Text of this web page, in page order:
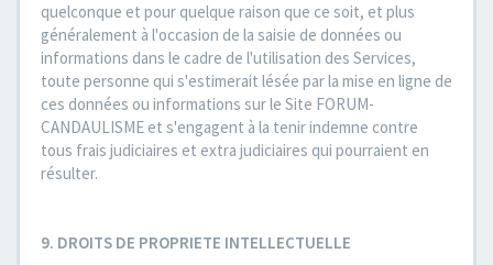
quelconque et pour quelque raison que ce soit, et plus
généralement à l'occasion de la saisie de données ou
informations dans le cadre de l'utilisation des Services,
toute personne qui s'estimerait lésée par la mise en ligne de
ces données ou informations sur le Site FORUM-
CANDAULISME et s'engagent à la tenir indemne contre
tous frais judiciaires et extra judiciaires qui pourraient en
résulter.
9. DROITS DE PROPRIETE INTELLECTUELLE